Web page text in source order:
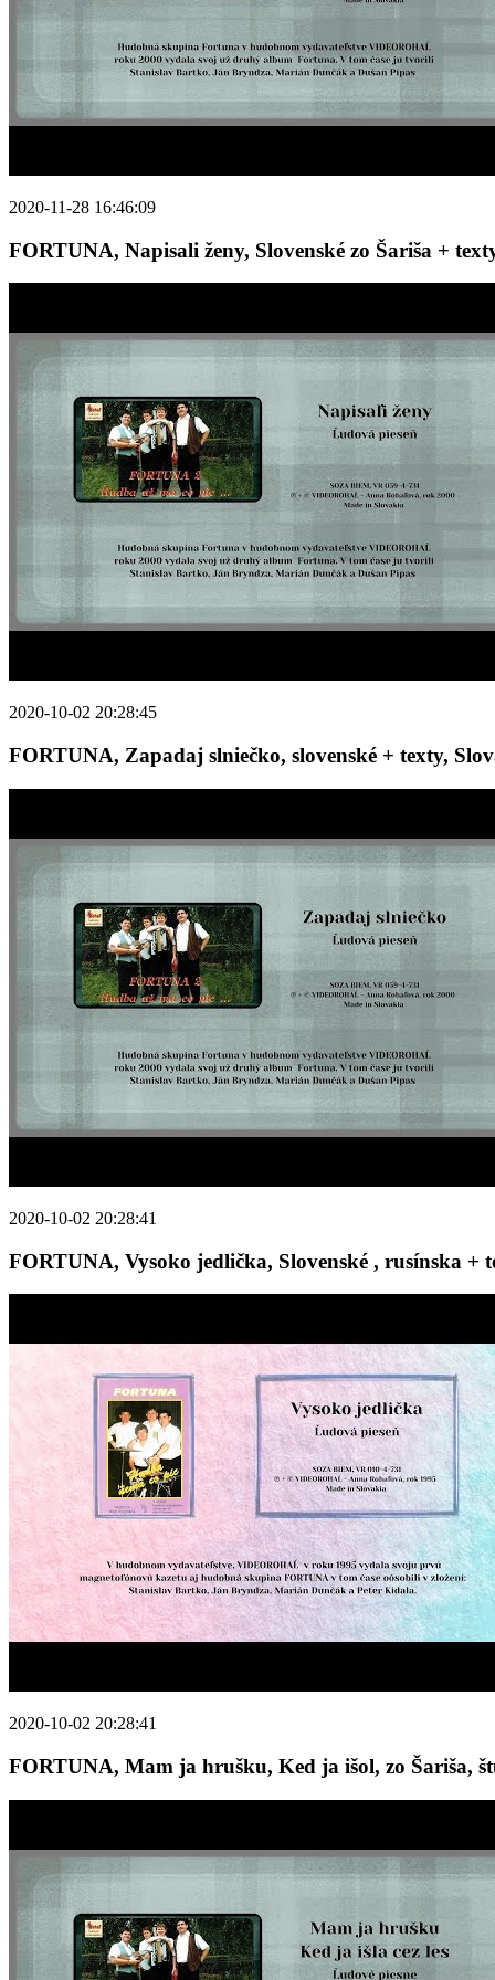
2020-11-28 16:46:09
FORTUNA, Napisali ženy, Slovenské zo Šariša +
2020-10-02 20:28:45
FORTUNA, Zapadaj slniečko, slovenské + texty,
2020-10-02 20:28:41
FORTUNA, Vysoko jedlička, Slovenské , rusínska +
2020-10-02 20:28:41
FORTUNA, Mam ja hrušku, Ked ja išol, zo Šariša,